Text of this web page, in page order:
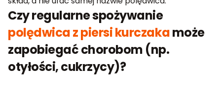
Czy regularne spożywanie
polędwica z piersi kurczakamoże
zapobiegać chorobom (np.
otyłości, cukrzycy)?